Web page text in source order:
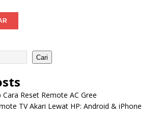
Cari
Reset Remote AC Gree
TV Akari Lewat HP: Android & iPhone